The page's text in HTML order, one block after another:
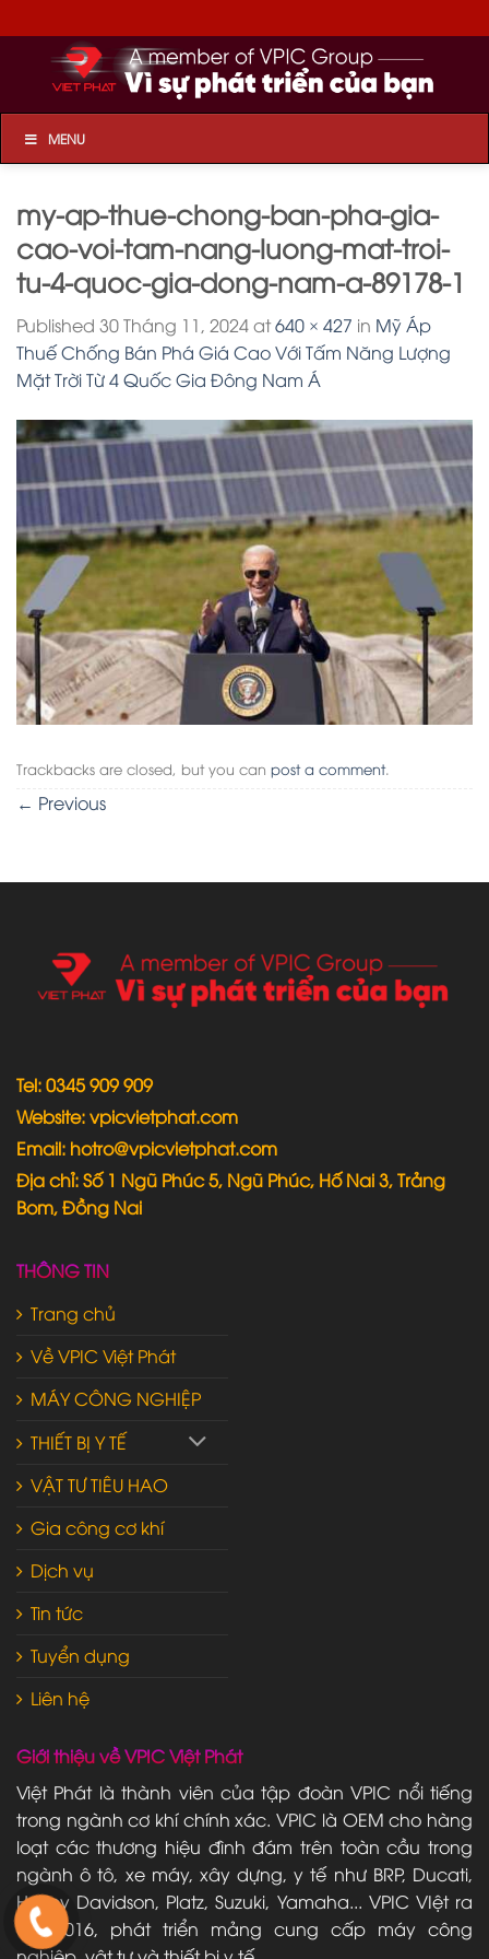
to
content
MENU
my-ap-thue-chong-ban-pha-gia-
cao-voi-tam-nang-luong-mat-troi-
tu-4-quoc-gia-dong-nam-a-89178-1
Published 30 Tháng 11, 2024at640 × 427 in Mỹ Áp
Thuế Chống Bán Phá Giá Cao Với Tấm Năng Lượng
Mặt Trời Từ 4 Quốc Gia Đông Nam Á
Trackbacks are closed, but you can post a comment.
← Previous
Tel: 0345 909 909
Website: vpicvietphat.com
Email: hotro@vpicvietphat.com
Địa chỉ: Số 1 Ngũ Phúc 5, Ngũ Phúc, Hố Nai 3, Trảng
Bom, Đồng Nai
THÔNG TIN
Trang chủ
Về VPIC Việt Phát
MÁY CÔNG NGHIỆP
THIẾT BỊ Y TẾ
VẬT TƯ TIÊU HAO
Gia công cơ khí
Dịch vụ
Tin tức
Tuyển dụng
Liên hệ
Giới thiệu về VPIC Việt Phát
Việt Phát là thành viên của tập đoàn VPIC nổi tiếng
trong ngành cơ khí chính xác. VPIC là OEM cho hàng
loạt các thương hiệu đình đám trên toàn cầu trong
ngành ô tô, xe máy, xây dựng, y tế như BRP, Ducati,
Harley Davidson, Platz, Suzuki, Yamaha... VPIC VIệt ra
đời 2016, phát triển mảng cung cấp máy công